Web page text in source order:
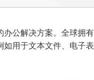
公解决方案。全球拥
用于文本文件、电子